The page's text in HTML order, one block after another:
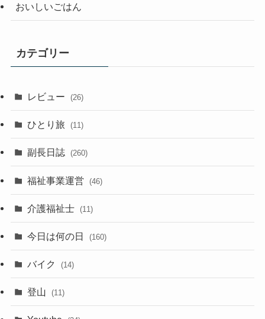
おいしいごはん
カテゴリー
レビュー (26)
ひとり旅 (11)
副長日誌 (260)
福祉事業運営 (46)
介護福祉士 (11)
今日は何の日 (160)
バイク (14)
登山 (11)